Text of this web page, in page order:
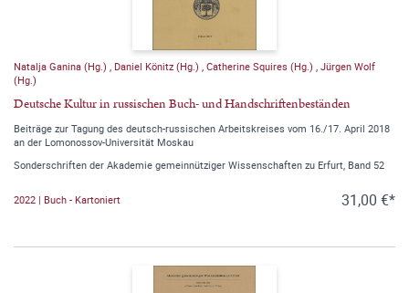
Natalja Ganina (Hg.) Daniel Könitz (Hg.) Catherine Squires (Hg.) Jürgen Wolf
(Hg.)
Deutsche Kultur in russischen Buch- und Handschriftenbeständen
Beiträge zur Tagung des deutsch-russischen Arbeitskreises vom 16./17. April 2018
an der Lomonossov-Universität Moskau
Sonderschriften der Akademie gemeinnütziger Wissenschaften zu Erfurt, Band 52
2022 | Buch - Kartoniert 31,00 €*